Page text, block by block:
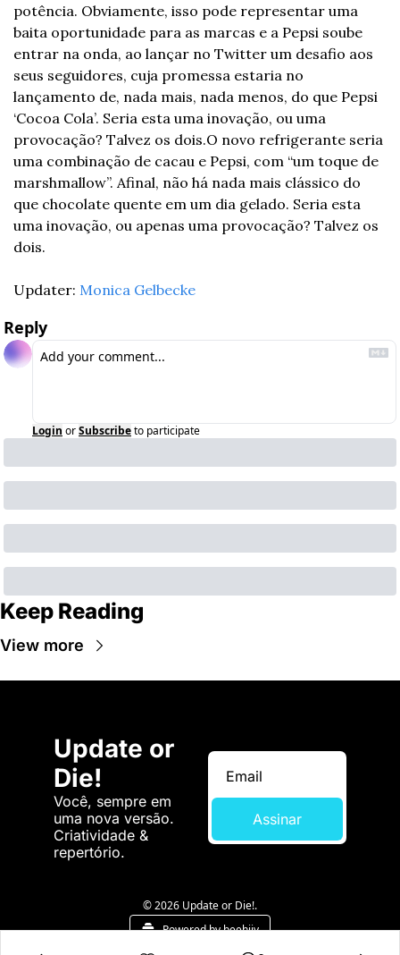
potência. Obviamente, isso pode representar uma
baita oportunidade para as marcas e a Pepsi soube
entrar na onda, ao lançar no Twitter um desafio aos
seus seguidores, cuja promessa estaria no
lançamento de, nada mais, nada menos, do que Pepsi
‘Cocoa Cola’. Seria esta uma inovação, ou uma
provocação? Talvez os dois.O novo refrigerante seria
uma combinação de cacau e Pepsi, com “um toque de
marshmallow”. Afinal, não há nada mais clássico do
que chocolate quente em um dia gelado. Seria esta
uma inovação, ou apenas uma provocação? Talvez os
dois.
Updater: Monica Gelbecke
Reply
Login orSubscribeto participate
Keep Reading
View more
Update or
Die!
Você, sempre em
uma nova versão.
Criatividade &
repertório.
Assinar
© 2026 Update or Die!.
Powered by beehiiv